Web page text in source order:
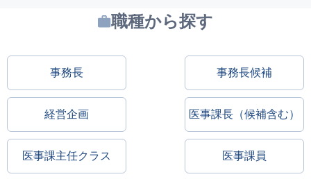
職種から探す
事務長 事務長候補
経営企画 医事課長（候補含む）
医事課主任クラス 医事課員